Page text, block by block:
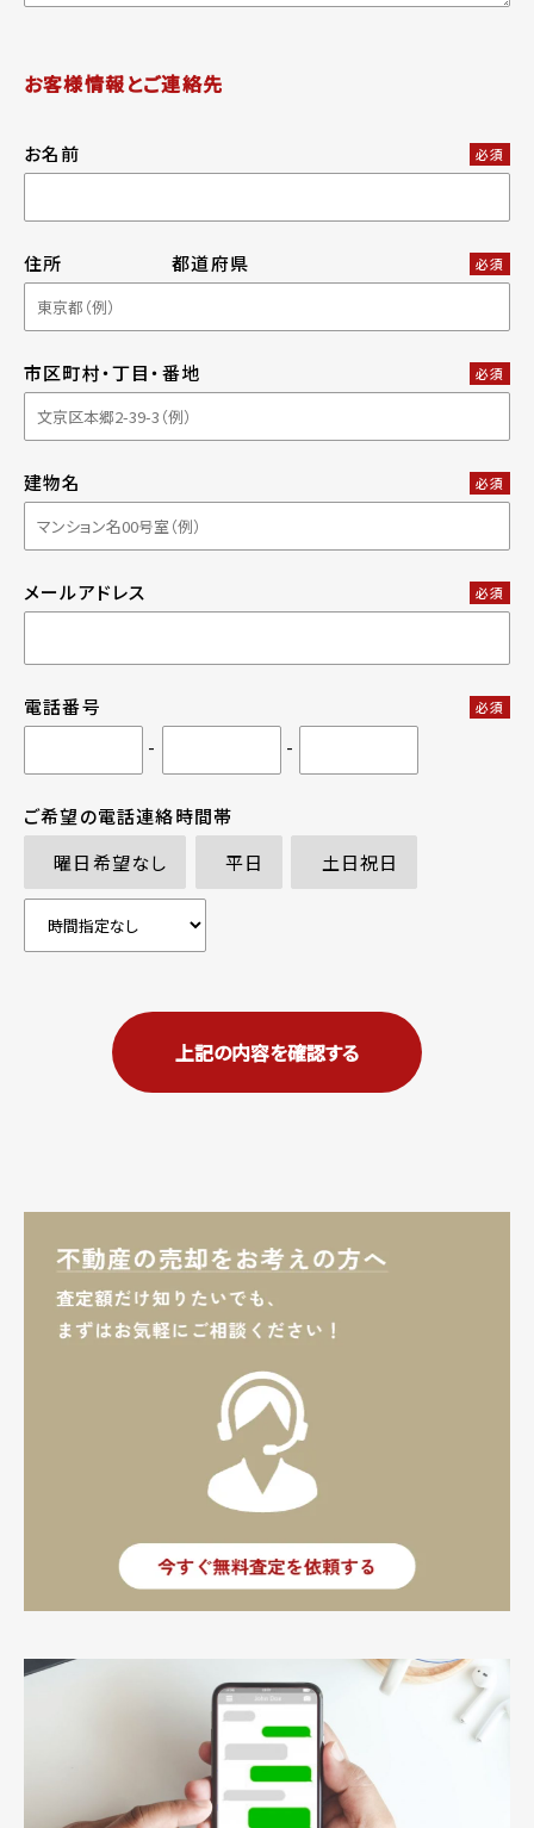
お客様情報とご連絡先
お名前 必須
住所 都道府県 必須
市区町村・丁目・番地 必須
建物名 必須
メールアドレス 必須
電話番号 必須
- -
ご希望の電話連絡時間帯
曜日希望なし
平日 土日祝日